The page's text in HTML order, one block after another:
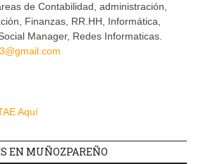
de Contabilidad, administración,
Finanzas, RR.HH, Informática,
Manager, Redes Informaticas.
Aquí
EN MUÑOZPAREÑO